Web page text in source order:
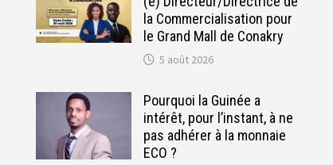
la Commercialisation pour
le Grand Mall de Conakry
5 août 2026
Pourquoi la Guinée a
intérêt, pour l’instant, à ne
pas adhérer à la monnaie
ECO ?